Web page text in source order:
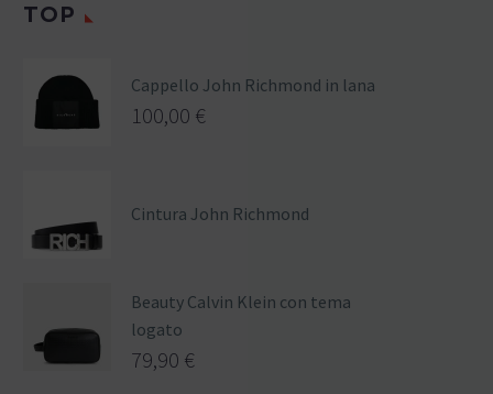
TOP
Cappello John Richmond in lana
100,00 €
Cintura John Richmond
Beauty Calvin Klein con tema
logato
79,90 €